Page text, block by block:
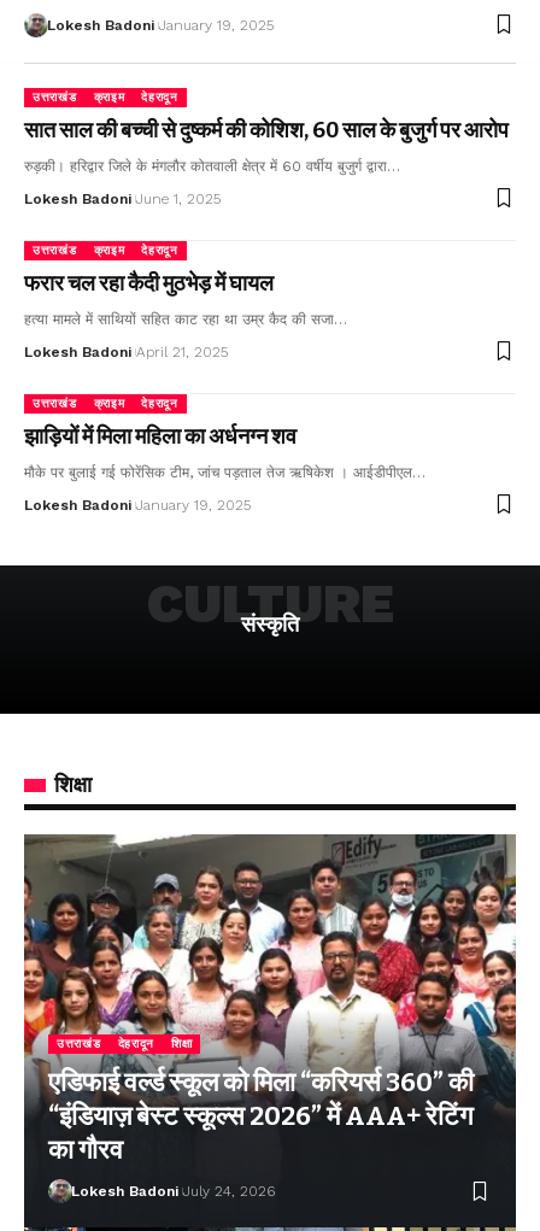
Lokesh Badoni January 19, 2025
उत्तराखंड क्राइम देहरादून
सात साल की बच्ची से दुष्कर्म की कोशिश, 60 साल के बुजुर्ग पर आरोप
रुड़की। हरिद्वार जिले के मंगलौर कोतवाली क्षेत्र में 60 वर्षीय बुजुर्ग द्वारा…
Lokesh Badoni June 1, 2025
उत्तराखंड क्राइम देहरादून
फरार चल रहा कैदी मुठभेड़ में घायल
हत्या मामले में साथियों सहित काट रहा था उम्र कैद की सजा…
Lokesh Badoni April 21, 2025
उत्तराखंड क्राइम देहरादून
झाड़ियों में मिला महिला का अर्धनग्न शव
मौके पर बुलाई गई फोरेंसिक टीम, जांच पड़ताल तेज ऋषिकेश । आईडीपीएल…
Lokesh Badoni January 19, 2025
संस्कृति
CULTURE
शिक्षा
उत्तराखंड देहरादून शिक्षा
एडिफाई वर्ल्ड स्कूल को मिला “करियर्स 360” की
“इंडियाज़ बेस्ट स्कूल्स 2026” में AAA+ रेटिंग
का गौरव
Lokesh Badoni July 24, 2026